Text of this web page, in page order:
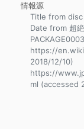
情報源
Title from disc
Date from 超
https://
2018/12/10)
https://
ml (accessed